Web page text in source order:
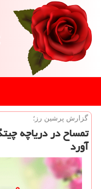
گزارش پرشین رز؛
آورد